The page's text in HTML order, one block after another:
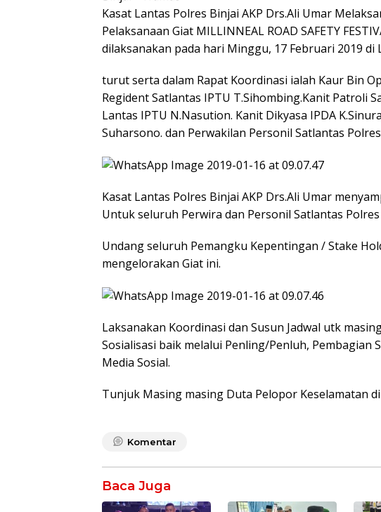
Kasat Lantas Polres Binjai AKP Drs.Ali Umar
Pelaksanaan Giat MILLINNEAL ROAD SAFETY
dilaksanakan pada hari Minggu, 17 Februari 2019 di
turut serta dalam Rapat Koordinasi ialah Kaur Bin
Regident Satlantas IPTU T.Sihombing.Kanit Patroli
Lantas IPTU N.Nasution. Kanit Dikyasa IPDA
Suharsono. dan Perwakilan Personil Satlantas
Kasat Lantas Polres Binjai AKP Drs.Ali Umar
Untuk seluruh Perwira dan Personil Satlantas
Undang seluruh Pemangku Kepentingan / Stake
mengelorakan Giat ini.
Laksanakan Koordinasi dan Susun Jadwal utk
Sosialisasi baik melalui Penling/Penluh, Pembagian
Media Sosial.
Tunjuk Masing masing Duta Pelopor Keselamatan
Komentar
Baca Juga